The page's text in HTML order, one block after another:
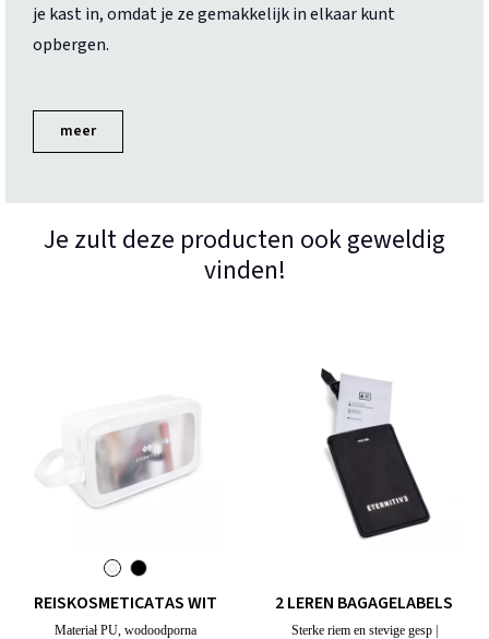
je kast in, omdat je ze gemakkelijk in elkaar kunt
opbergen.
meer
Je zult deze producten ook geweldig
vinden!
REISKOSMETICATAS WIT
Materiał PU, wodoodporna
2 LEREN BAGAGELABELS
Sterke riem en stevige gesp |